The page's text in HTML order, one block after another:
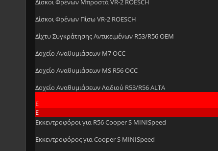
Δίσκοι Φρένων Πίσω VR-2 ROESCH
Δίχτυ Συγκράτησης Αντικειμένων R53/R56 OEM
Δοχείο Αναθυμιάσεων M7 OCC
Δοχείο Αναθυμιάσεων MS R56 OCC
Δοχείο Αναθυμιάσεων Λαδιού R53/R56 ALTA
Ε
Ε
Εκκεντροφόροι για R56 Cooper S MINISpeed
Εκκεντροφόρος για Cooper S MINISpeed